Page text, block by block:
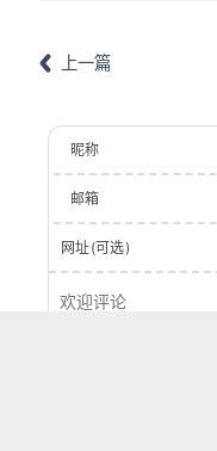
上一篇
昵称
邮箱
网址(可选)